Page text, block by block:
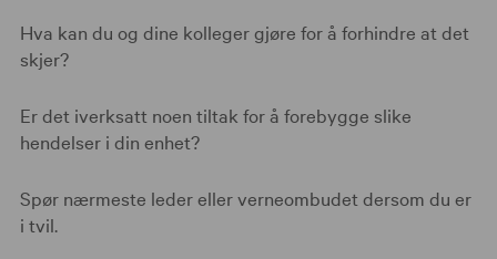
Hva kan du og dine kolleger gjøre for å forhindre at det
skjer?
Er det iverksatt noen tiltak for å forebygge slike
hendelser i din enhet?
Spør nærmeste leder eller verneombudet dersom du er
i tvil.